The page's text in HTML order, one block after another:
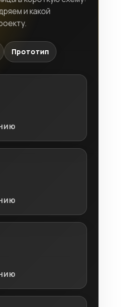
и какой
Прототип